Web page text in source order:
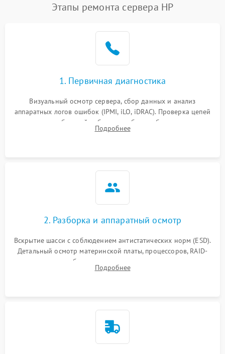
Этапы ремонта сервера HP
1. Первичная диагностика
Визуальный осмотр сервера, сбор данных и анализ
аппаратных логов ошибок (IPMI, iLO, iDRAC). Проверка цепей
питания и базовой работоспособности без вскрытия
корпуса для быстрой локализации сбоя.
Подробнее
2. Разборка и аппаратный осмотр
Вскрытие шасси с соблюдением антистатических норм (ESD).
Детальный осмотр материнской платы, процессоров, RAID-
контроллеров и блоков питания на наличие термических
повреждений, прогаров или окислений.
Подробнее